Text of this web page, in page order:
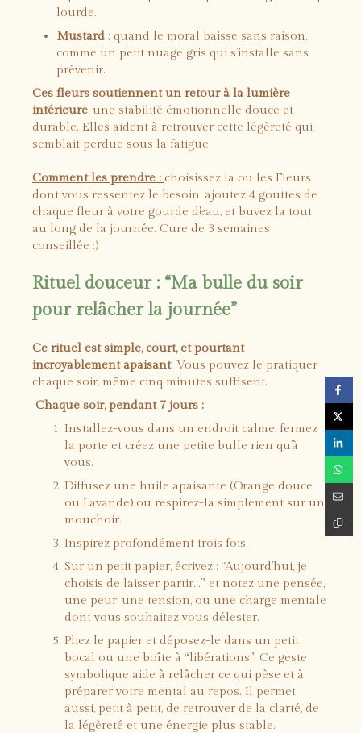
lourde.
Mustard : quand le moral baisse sans raison,
comme un petit nuage gris qui s’installe sans
prévenir.
Ces fleurs soutiennent un retour à la lumière
intérieure, une stabilité émotionnelle douce et
durable. Elles aident à retrouver cette légèreté qui
semblait perdue sous la fatigue.
Comment les prendre : choisissez la ou les Fleurs
dont vous ressentez le besoin, ajoutez 4 gouttes de
chaque fleur à votre gourde d'eau, et buvez la tout
au long de la journée. Cure de 3 semaines
conseillée :)
Rituel douceur : “Ma bulle du soir
pour relâcher la journée”
Ce rituel est simple, court, et pourtant
incroyablement apaisant. Vous pouvez le pratiquer
chaque soir, même cinq minutes suffisent.
️ Chaque soir, pendant 7 jours :
Installez-vous dans un endroit calme, fermez
la porte et créez une petite bulle rien qu’à
vous.
Diffusez une huile apaisante (Orange douce
ou Lavande) ou respirez-la simplement sur un
mouchoir.
Inspirez profondément trois fois.
Sur un petit papier, écrivez : “Aujourd’hui, je
choisis de laisser partir…” et notez une pensée,
une peur, une tension, ou une charge mentale
dont vous souhaitez vous délester.
Pliez le papier et déposez-le dans un petit
bocal ou une boîte à “libérations”. Ce geste
symbolique aide à relâcher ce qui pèse et à
préparer votre mental au repos. Il permet
aussi, petit à petit, de retrouver de la clarté, de
la légèreté et une énergie plus stable.